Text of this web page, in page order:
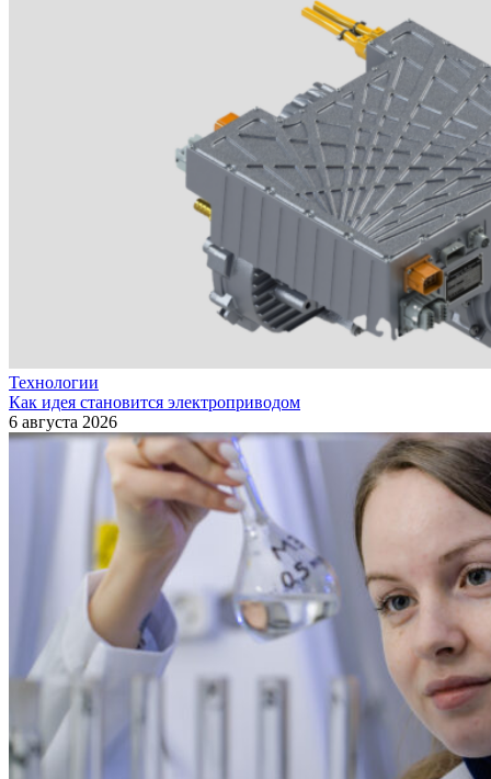
Технологии
Как идея становится электроприводом
6 августа 2026